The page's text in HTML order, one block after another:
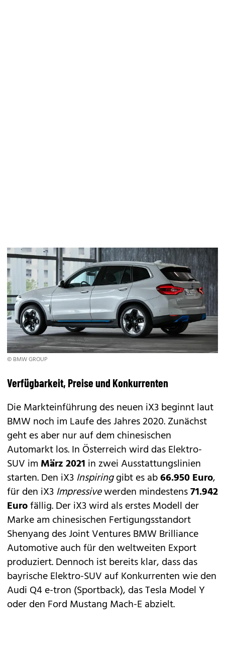
© BMW GROUP
Verfügbarkeit, Preise und Konkurrenten
Die Markteinführung des neuen iX3 beginnt laut
BMW noch im Laufe des Jahres 2020. Zunächst
geht es aber nur auf dem chinesischen
Automarkt los. In Österreich wird das Elektro-
SUV im März 2021 in zwei Ausstattungslinien
starten. Den iX3Inspiringgibt es ab66.950 Euro,
für den iX3Impressivewerden mindestens71.942
Eurofällig. Der iX3 wird als erstes Modell der
Marke am chinesischen Fertigungsstandort
Shenyang des Joint Ventures BMW Brilliance
Automotive auch für den weltweiten Export
produziert. Dennoch ist bereits klar, dass das
bayrische Elektro-SUV auf Konkurrenten wie den
Audi Q4 e-tron (Sportback), das Tesla Model Y
oder den Ford Mustang Mach-E abzielt.